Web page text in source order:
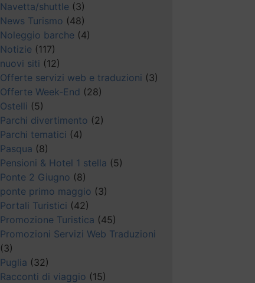
Navetta/shuttle (3)
News Turismo (48)
Noleggio barche (4)
Notizie (117)
nuovi siti (12)
Offerte servizi web e traduzioni (3)
Offerte Week-End (28)
Ostelli (5)
Parchi divertimento (2)
Parchi tematici (4)
Pasqua (8)
Pensioni & Hotel 1 stella (5)
Ponte 2 Giugno (8)
ponte primo maggio (3)
Portali Turistici (42)
Promozione Turistica (45)
Promozioni Servizi Web Traduzioni
(3)
Puglia (32)
Racconti di viaggio (15)